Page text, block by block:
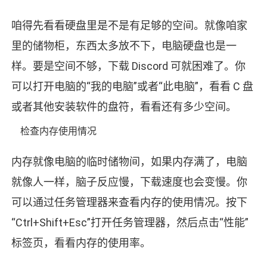
咱得先看看硬盘里是不是有足够的空间。就像咱家
里的储物柜，东西太多放不下，电脑硬盘也是一
样。要是空间不够，下载 Discord 可就困难了。你
可以打开电脑的“我的电脑”或者“此电脑”，看看 C 盘
或者其他安装软件的盘符，看看还有多少空间。
检查内存使用情况
内存就像电脑的临时储物间，如果内存满了，电脑
就像人一样，脑子反应慢，下载速度也会变慢。你
可以通过任务管理器来查看内存的使用情况。按下
“Ctrl+Shift+Esc”打开任务管理器，然后点击“性能”
标签页，看看内存的使用率。